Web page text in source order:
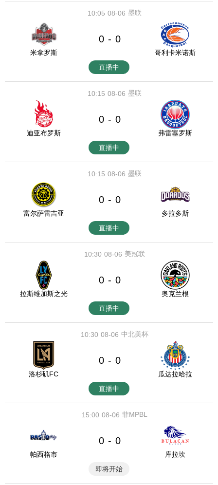
08-06
10:05 墨联
米拿罗斯
0 - 0
哥利卡米诺斯
直播中
08-06
10:15 墨联
迪亚布罗斯
0 - 0
弗雷塞罗斯
直播中
08-06
10:15 墨联
富尔萨雷吉亚
0 - 0
多拉多斯
直播中
08-06
10:30 美冠联
拉斯维加斯之光
0 - 0
奥克兰根
直播中
08-06
10:30 中北美杯
洛杉矶FC
0 - 0
瓜达拉哈拉
直播中
08-06
15:00 菲MPBL
帕西格市
0 - 0
库拉坎
即将开始